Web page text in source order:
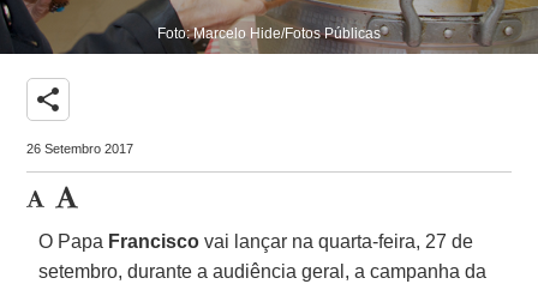
Foto: Marcelo Hide/Fotos Públicas
share
26 Setembro 2017
O Papa Francisco vai lançar na quarta-feira, 27 de
setembro, durante a audiência geral, a campanha da